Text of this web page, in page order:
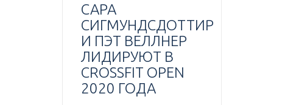
САРА
СИГМУНДСДОТТИР
И ПЭТ ВЕЛЛНЕР
ЛИДИРУЮТ В
CROSSFIT OPEN
2020 ГОДА